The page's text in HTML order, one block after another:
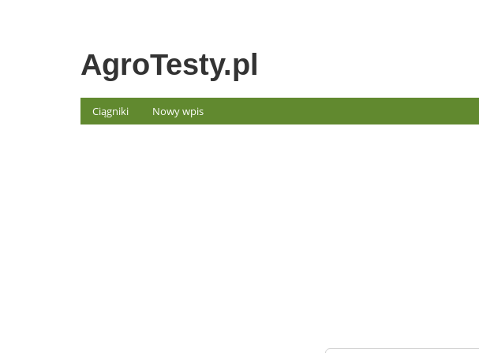
AgroTesty.pl
Ciągniki Nowy wpis